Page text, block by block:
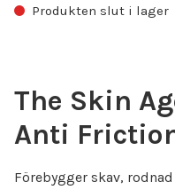
Produkten slut i lager
The Skin
Anti
Förebygger skav,